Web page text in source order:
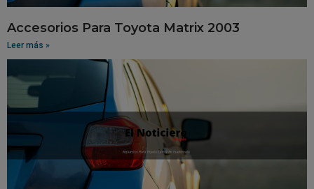
Accesorios Para Toyota Matrix 2003
Leer más »